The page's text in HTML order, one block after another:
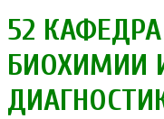
52
БИОХИМИИ